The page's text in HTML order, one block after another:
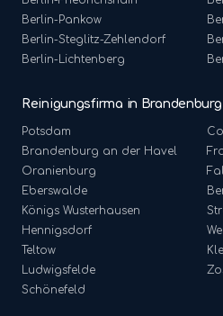
Berlin-Pankow
Berlin-Steglitz-Zehlendorf
Berlin- Lichtenberg
Reinigungsfirma in
Potsdam
Brandenburg an der Havel
Oranienburg
Eberswalde
Königs Wusterhausen
Hennigsdorf
Teltow
Ludwigsfelde
Schönefeld